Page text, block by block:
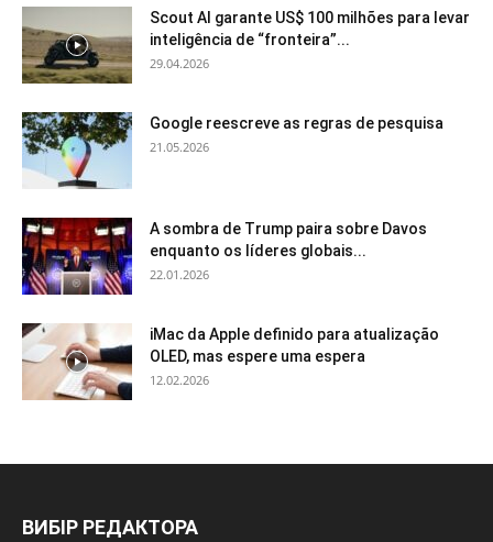
Scout AI garante US$ 100 milhões para levar
inteligência de “fronteira”...
29.04.2026
Google reescreve as regras de pesquisa
21.05.2026
A sombra de Trump paira sobre Davos
enquanto os líderes globais...
22.01.2026
iMac da Apple definido para atualização
OLED, mas espere uma espera
12.02.2026
ВИБІР РЕДАКТОРА